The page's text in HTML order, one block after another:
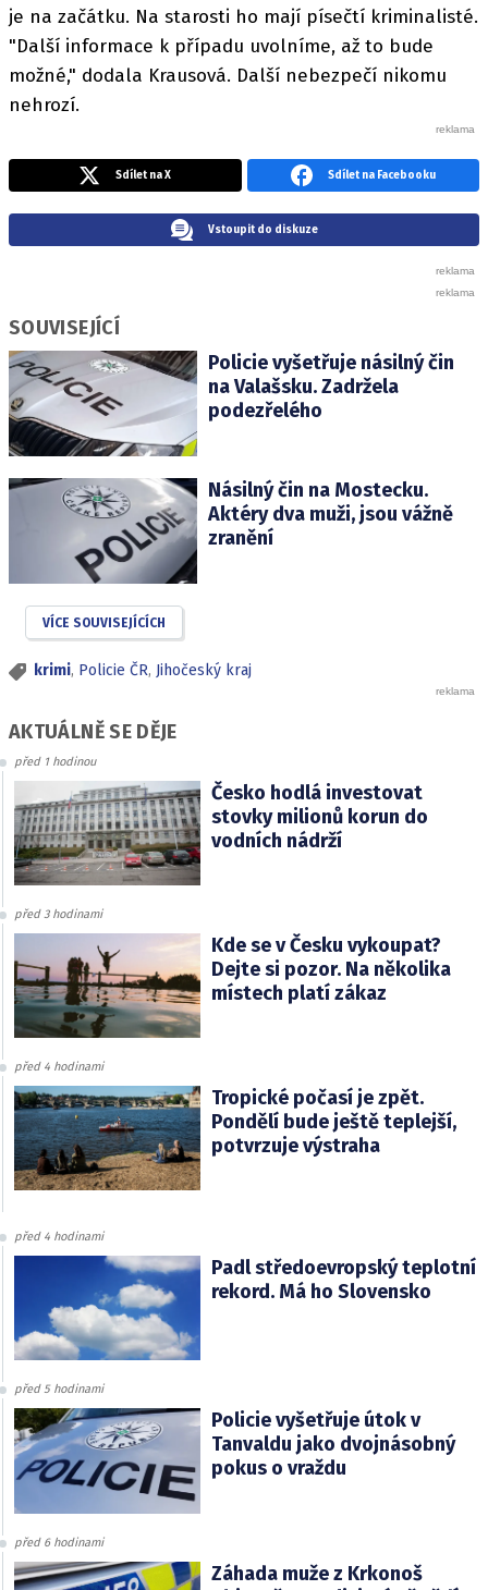
je na začátku. Na starosti ho mají písečtí kriminalisté.
"Další informace k případu uvolníme, až to bude
možné," dodala Krausová. Další nebezpečí nikomu
nehrozí.
Sdílet na X Sdílet na Facebooku
Vstoupit do diskuze
SOUVISEJÍCÍ
Policie vyšetřuje násilný čin
na Valašsku. Zadržela
podezřelého
Násilný čin na Mostecku.
Aktéry dva muži, jsou vážně
zranění
VÍCE SOUVISEJÍCÍCH
krimi, Policie ČR, Jihočeský kraj
AKTUÁLNĚ SE DĚJE
před 1 hodinou
Česko hodlá investovat
stovky milionů korun do
vodních nádrží
před 3 hodinami
Kde se v Česku vykoupat?
Dejte si pozor. Na několika
místech platí zákaz
před 4 hodinami
Tropické počasí je zpět.
Pondělí bude ještě teplejší,
potvrzuje výstraha
před 4 hodinami
Padl středoevropský teplotní
rekord. Má ho Slovensko
před 5 hodinami
Policie vyšetřuje útok v
Tanvaldu jako dvojnásobný
pokus o vraždu
před 6 hodinami
Záhada muže z Krkonoš